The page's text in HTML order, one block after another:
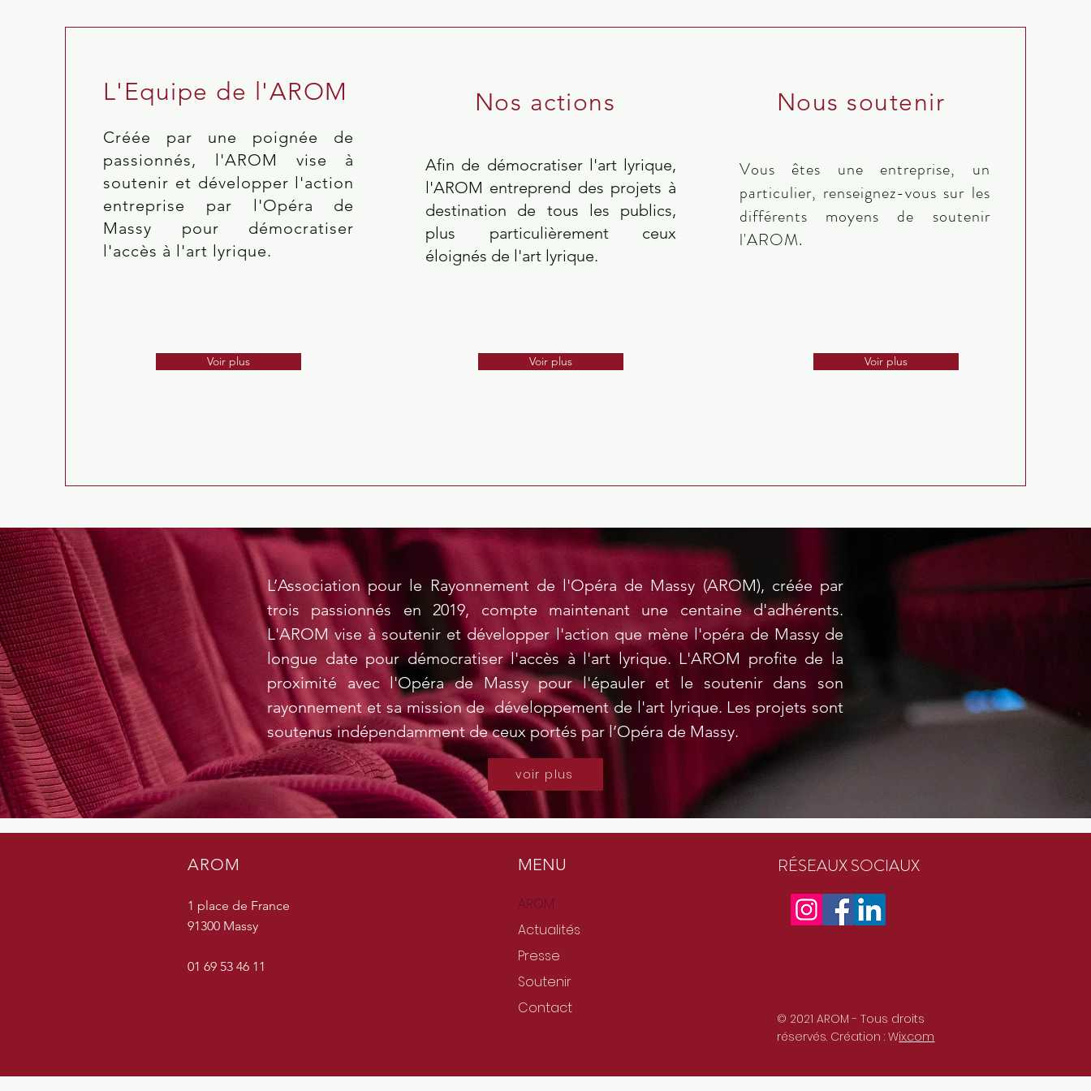
L'Equipe de l'AROM
Créée par une poignée de
passionnés, l'AROM vise à
soutenir et développer l'action
entreprise par l'Opéra de
Massy pour démocratiser
l'accès à l'art lyrique.
Voir plus
Nos actions
Afin de démocratiser l'art lyrique,
l'AROM entreprend des projets à
destination de tous les publics,
plus particulièrement ceux
éloignés de l'art lyrique.
Voir plus
Nous soutenir
Vous êtes une entreprise, un
particulier, renseignez-vous sur les
différents moyens de soutenir
l'AROM.
Voir plus
L’Association pour le Rayonnement de l'Opéra de Massy (AROM), créée par
trois passionnés en 2019, compte maintenant une centaine d'adhérents.
L'AROM vise à soutenir et développer l'action que mène l'opéra de Massy de
longue date pour démocratiser l'accès à l'art lyrique. L'AROM profite de la
proximité avec l'Opéra de Massy pour l'épauler et le soutenir dans son
rayonnement et sa mission de développement de l'art lyrique. Les projets sont
soutenus indépendamment de ceux portés par l’Opéra de Massy.
voir plus
AROM
1 place de France
91300 Massy
01 69 53 46 11
MENU
AROM
Actualités
Presse
Soutenir
Contact
RÉSEAUX SOCIAUX
© 2021 AROM - Tous droits
réservés. Création : Wix.com